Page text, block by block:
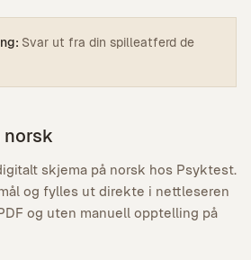
Svar ut fra din spilleatferd de
norsk
skjema på norsk hos Psyktest.
og fylles ut direkte i nettleseren
og uten manuell opptelling på